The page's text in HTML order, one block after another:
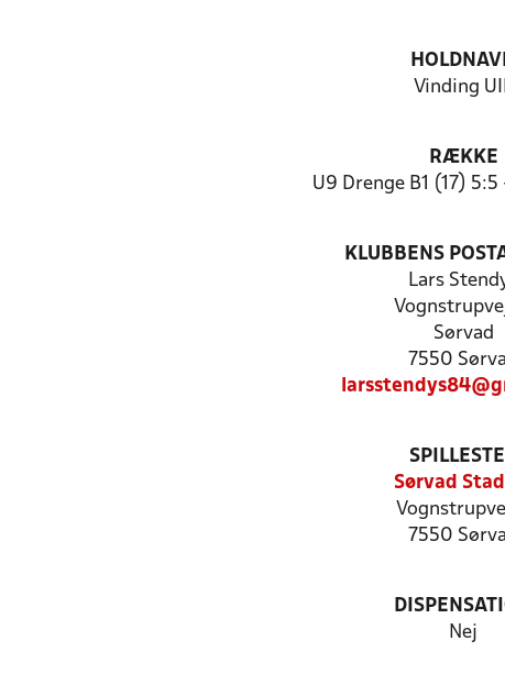
Vinding
RÆKKE
U9 Drenge B1 (17)
KLUBBENS
Lars
Sørvad
7550
Sørvad
7550
Nej